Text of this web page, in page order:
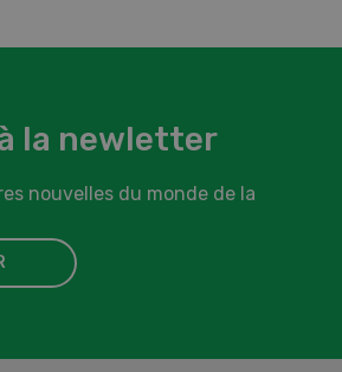
la newletter
nouvelles du monde de la